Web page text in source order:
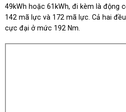
49kWh hoặc 61kWh, đi kèm là động
142 mã lực và 172 mã lực. Cả hai
cực đại ở mức 192 Nm.